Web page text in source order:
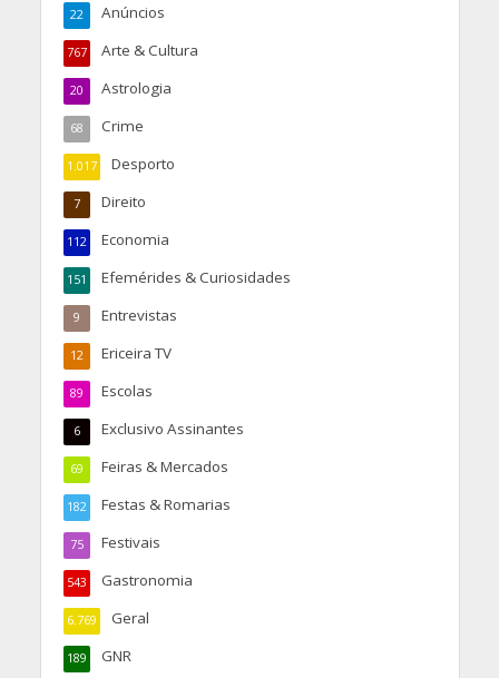
Anúncios
22
Arte & Cultura
767
Astrologia
20
Crime
68
Desporto
1.017
Direito
7
Economia
112
Efemérides & Curiosidades
151
Entrevistas
9
Ericeira TV
12
Escolas
89
Exclusivo Assinantes
6
Feiras & Mercados
69
Festas & Romarias
182
Festivais
75
Gastronomia
543
Geral
6.769
GNR
189